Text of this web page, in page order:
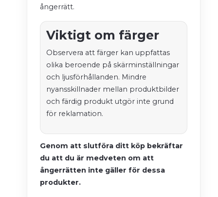
ångerrätt.
Viktigt om färger
Observera att färger kan uppfattas
olika beroende på skärminställningar
och ljusförhållanden. Mindre
nyansskillnader mellan produktbilder
och färdig produkt utgör inte grund
för reklamation.
Genom att slutföra ditt köp bekräftar
du att du är medveten om att
ångerrätten inte gäller för dessa
produkter.